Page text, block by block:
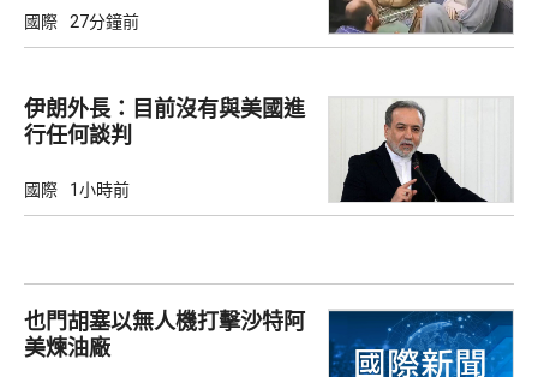
國際 27分鐘前
伊朗外長：目前沒有與美國進
行任何談判
國際 1小時前
也門胡塞以無人機打擊沙特阿
美煉油廠